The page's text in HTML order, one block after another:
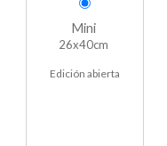
Mini
26x40cm
Edición abierta